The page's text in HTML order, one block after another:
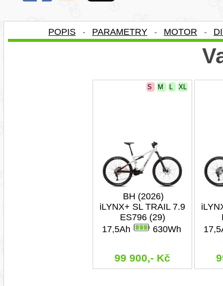
POPIS - PARAMETRY - MOTOR -
S M L XL
BH (2026)
iLYNX+ SL TRAIL 7.9
ES796 (29)
17,5Ah
630Wh
99 900,- Kč